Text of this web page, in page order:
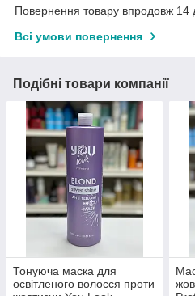
Повернення товару впродовж 14
Всі умови повернення
Подібні товари компанії
Тонуюча маска для
освітленого волосся проти